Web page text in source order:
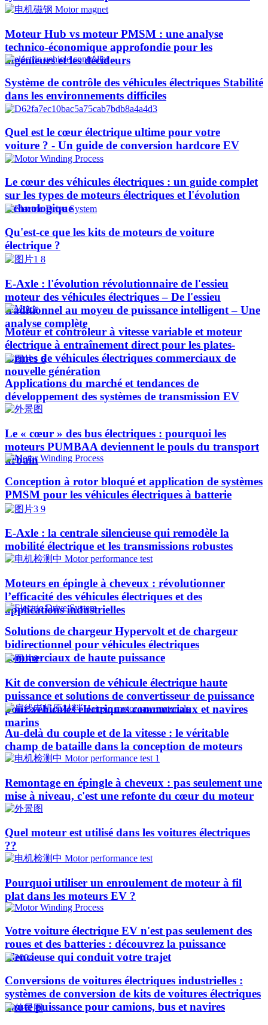
Moteur Hub vs moteur PMSM : une analyse
technico-économique approfondie pour les
ingénieurs et les décideurs
Système de contrôle des véhicules électriques Stabilité
dans les environnements difficiles
Quel est le cœur électrique ultime pour votre
voiture ? - Un guide de conversion hardcore EV
Le cœur des véhicules électriques : un guide complet
sur les types de moteurs électriques et l'évolution
technologique
Qu'est-ce que les kits de moteurs de voiture
électrique ?
E-Axle : l'évolution révolutionnaire de l'essieu
moteur des véhicules électriques – De l'essieu
traditionnel au moyeu de puissance intelligent – Une
analyse complète
Moteur et contrôleur à vitesse variable et moteur
électrique à entraînement direct pour les plates-
formes de véhicules électriques commerciaux de
nouvelle génération
Applications du marché et tendances de
développement des systèmes de transmission EV
Le « cœur » des bus électriques : pourquoi les
moteurs PUMBAA deviennent le pouls du transport
urbain
Conception à rotor bloqué et application de systèmes
PMSM pour les véhicules électriques à batterie
E-Axle : la centrale silencieuse qui remodèle la
mobilité électrique et les transmissions robustes
Moteurs en épingle à cheveux : révolutionner
l’efficacité des véhicules électriques et des
applications industrielles
Solutions de chargeur Hypervolt et de chargeur
bidirectionnel pour véhicules électriques
commerciaux de haute puissance
Kit de conversion de véhicule électrique haute
puissance et solutions de convertisseur de puissance
pour véhicules électriques commerciaux et navires
marins
Au-delà du couple et de la vitesse : le véritable
champ de bataille dans la conception de moteurs
Remontage en épingle à cheveux : pas seulement une
mise à niveau, c'est une refonte du cœur du moteur
Quel moteur est utilisé dans les voitures électriques
??​​
Pourquoi utiliser un enroulement de moteur à fil
plat dans les moteurs EV ?
Votre voiture électrique EV n'est pas seulement des
roues et des batteries : découvrez la puissance
silencieuse qui conduit votre trajet
Conversions de voitures électriques industrielles :
systèmes de conversion de kits de voitures électriques
haute puissance pour camions, bus et navires